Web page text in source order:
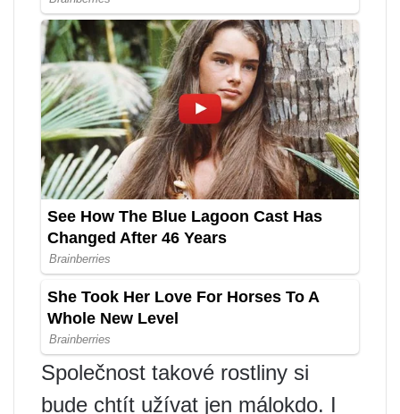
Společnost takové rostliny si
bude chtít užívat jen málokdo. I